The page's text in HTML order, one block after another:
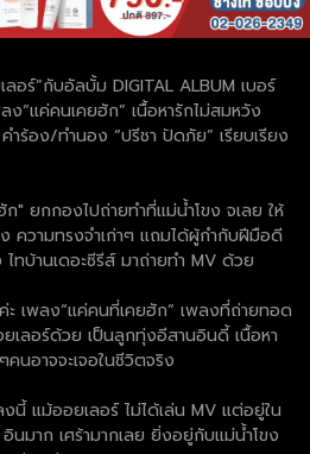
อร์”กับอัลบั้ม DIGITAL ALBUM เบอร์
“แค่คนเคยฮัก” เนื้อหารักไม่สมหวัง
ำร้อง/ทำนอง “ปรีชา ปัดภัย” เรียบเรียง
" ยกกองไปถ่ายทำที่แม่น้ำโขง จเลย ให้
ความทรงจำเก่าๆ แถมได้ผู้กำกับฝีมือดี
บ้านเดอะซีรีส์ มาถ่ายทำ MV ด้วย
ะ เพลง“แค่คนที่เคยฮัก” เพลงที่ถ่ายทอด
เลอร์ด้วย เป็นลูกทุ่งอีสานอินดี้ เนื้อหา
นอาจจะเจอในชีวิตจริง
นี้ แม้ออยเลอร์ ไม่ได้เล่น MV แต่อยู่ใน
มาก เศร้ามากเลย ยิ่งอยู่กับแม่น้ำโขง